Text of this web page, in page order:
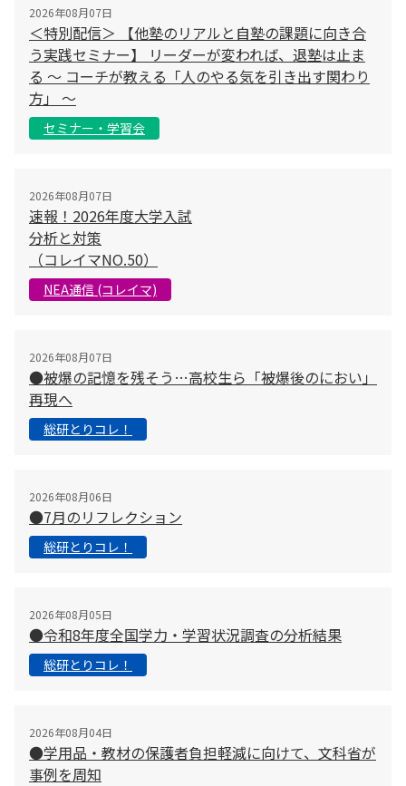
2026年08月07日
＜特別配信＞ 【他塾のリアルと自塾の課題に向き合
う実践セミナー】 リーダーが変われば、退塾は止ま
る 〜 コーチが教える「人のやる気を引き出す関わり
方」 〜
セミナー・学習会
2026年08月07日
速報！2026年度大学入試
分析と対策
（コレイマNO.50）
NEA通信 (コレイマ)
2026年08月07日
●被爆の記憶を残そう…高校生ら「被爆後のにおい」
再現へ
総研とりコレ！
2026年08月06日
●7月のリフレクション
総研とりコレ！
2026年08月05日
●令和8年度全国学力・学習状況調査の分析結果
総研とりコレ！
2026年08月04日
●学用品・教材の保護者負担軽減に向けて、文科省が
事例を周知